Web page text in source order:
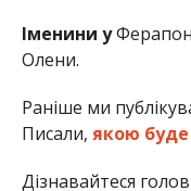
Іменини у
Олени.
Раніше ми
Писали, якою буде
Дізнавайтеся